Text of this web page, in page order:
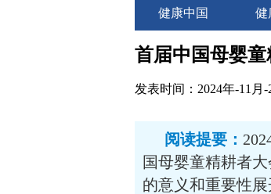
健康中国 健
关于我们 商
首届中国母婴
发表时间：2024年-11月-
阅读提要：
国母婴童精耕者
的意义和重要性